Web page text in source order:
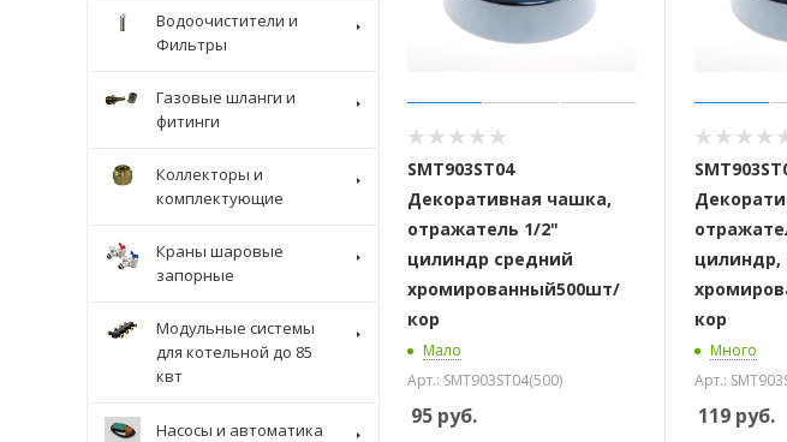
SMT903ST04
Декоративная чашка,
отражатель 1/2"
цилиндр средний
хромированный500шт/
кор
Мало
Арт.: SMT903ST04(500)
95 руб.
цилиндр,
кор
Много
Арт.:
119 руб.
Водоочистители и
Фильтры
Газовые шланги и
фитинги
Коллекторы и
комплектующие
Краны шаровые
запорные
Модульные системы
для котельной до 85
квт
Насосы и автоматика